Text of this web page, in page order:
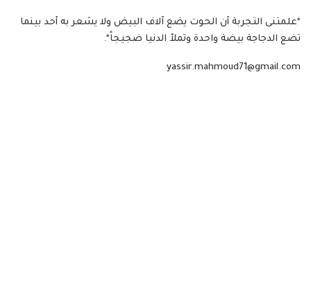
*علمتنى التجربة أن الحوت يضع آلاف البيض ولا يشعر به أحد بينما
تضع الدجاجة بيضة واحدة وتملأ الدنيا ضجيجاً*.
yassir.mahmoud71@gmail.com